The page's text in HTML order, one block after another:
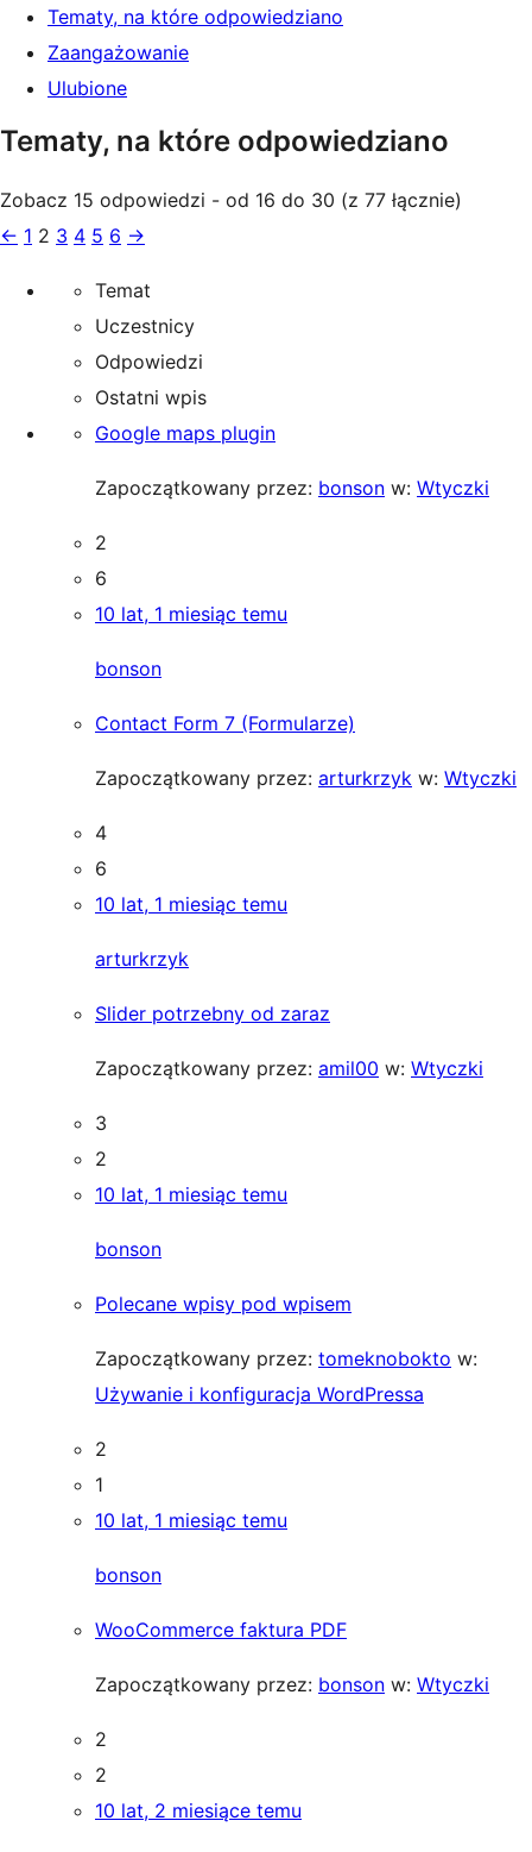
Tematy, na które odpowiedziano
Zaangażowanie
Ulubione
Tematy, na które odpowiedziano
Zobacz 15 odpowiedzi - od 16 do 30 (z 77 łącznie)
← 1 2 3 4 5 6 →
Temat
Uczestnicy
Odpowiedzi
Ostatni wpis
Google maps plugin
Zapoczątkowany przez: bonson w: Wtyczki
2
6
10 lat, 1 miesiąc temu
bonson
Contact Form 7 (Formularze)
Zapoczątkowany przez: arturkrzyk w: Wtyczki
4
6
10 lat, 1 miesiąc temu
arturkrzyk
Slider potrzebny od zaraz
Zapoczątkowany przez: amil00 w: Wtyczki
3
2
10 lat, 1 miesiąc temu
bonson
Polecane wpisy pod wpisem
Zapoczątkowany przez: tomeknobokto w:
Używanie i konfiguracja WordPressa
2
1
10 lat, 1 miesiąc temu
bonson
WooCommerce faktura PDF
Zapoczątkowany przez: bonson w: Wtyczki
2
2
10 lat, 2 miesiące temu